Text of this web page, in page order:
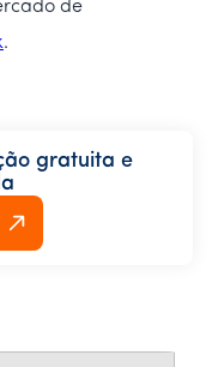
de
.
gratuita e